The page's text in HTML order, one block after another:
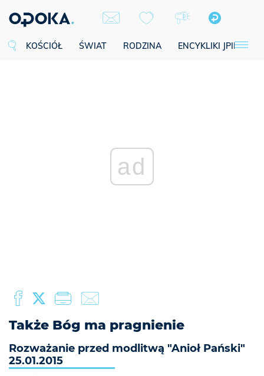
KOŚCIÓŁ ŚWIAT RODZINA ENCYKLIKI JPII
ad
Także Bóg ma pragnienie
Rozważanie przed modlitwą "Anioł Pański"
25.01.2015